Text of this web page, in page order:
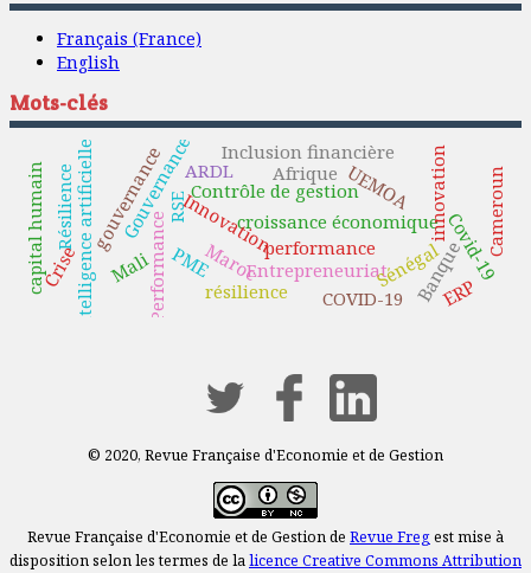
Français (France)
English
Mots-clés
Marocperformance
PME
croissance économique
Performance
Mali
Innovation innovation
Gouvernance
gouvernance
Intelligence artificielle Contrôle de gestion
EntrepreneuriatSénégal
ARDL UEMOA
RSE
Covid-19
Cameroun
Inclusion financière
Crise Banque
Afrique
COVID-19
capital humain résilience ERP
Résilience
© 2020, Revue Française d'Economie et de Gestion
Revue Française d'Economie et de Gestion de Revue Fregest mise à
disposition selon les termes de lalicence Creative Commons Attribution